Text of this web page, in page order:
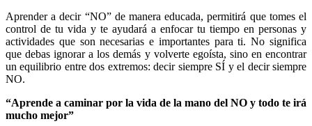
Aprender a decir “NO” de manera educada, permitirá que tomes el
control de tu vida y te ayudará a enfocar tu tiempo en personas y
actividades que son necesarias e importantes para ti. No significa
que debas ignorar a los demás y volverte egoísta, sino en encontrar
un equilibrio entre dos extremos: decir siempre SÍ y el decir siempre
NO.
“Aprende a caminar por la vida de la mano del NO y todo te irá
mucho mejor”